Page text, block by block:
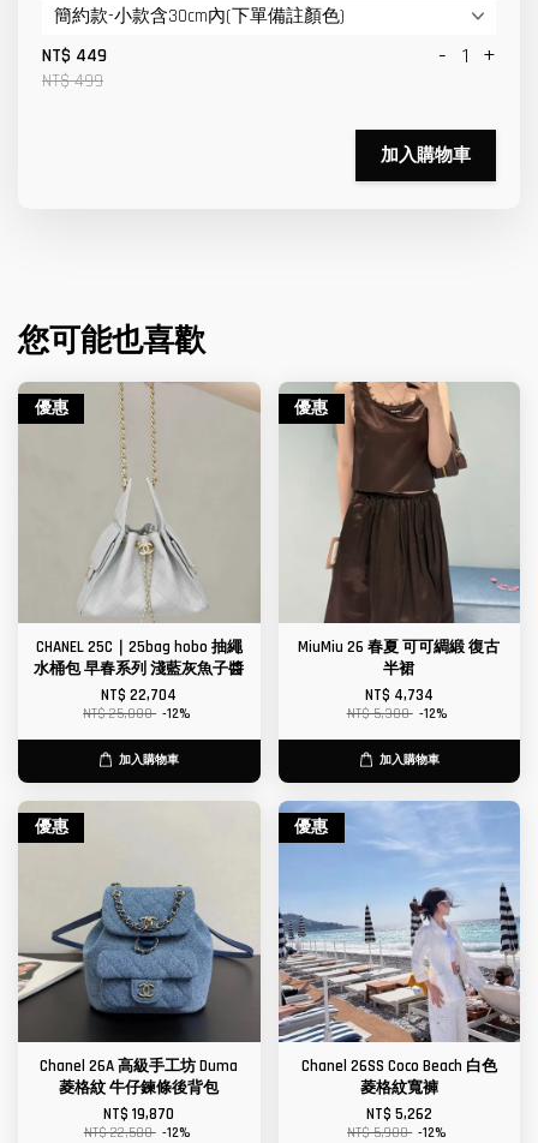
NT$ 449
NT$ 499
- +
加入購物車
您可能也喜歡
優惠
CHANEL 25C｜25bag hobo 抽繩
水桶包 早春系列 淺藍灰魚子醬
NT$ 22,704
NT$ 25,800 -12%
加入購物車
優惠
MiuMiu 26 春夏 可可綢緞 復古
半裙
NT$ 4,734
NT$ 5,380 -12%
加入購物車
優惠
Chanel 26A 高級手工坊 Duma
菱格紋 牛仔鍊條後背包
NT$ 19,870
NT$ 22,580 -12%
優惠
Chanel 26SS Coco Beach 白色
菱格紋寬褲
NT$ 5,262
NT$ 5,980 -12%